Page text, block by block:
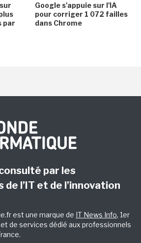
par
Google s'appuie sur l'IA
pour corriger 1 072 failles
dans Chrome
par les
l’IT et de l’innovation
est une marque de IT News Info, 1er
de services dédié aux professionnels